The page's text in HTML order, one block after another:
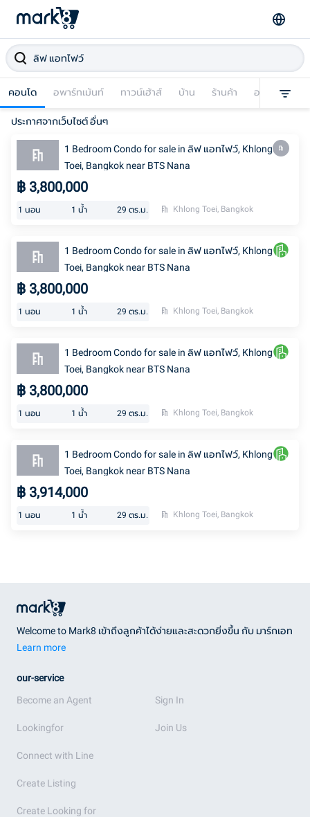
คอนโด อพาร์ทเม้นท์ ทาวน์เฮ้าส์ บ้าน ร้านค้า อาคารพาณิช
ประกาศจากเว็บไซต์ อื่นๆ
1 Bedroom Condo for sale in ลิฟ แอทไฟว์, Khlong
Toei, Bangkok near BTS Nana
฿ 3,800,000
1 นอน 1 น้ำ 29 ตร.ม. Khlong Toei, Bangkok
1 Bedroom Condo for sale in ลิฟ แอทไฟว์, Khlong
Toei, Bangkok near BTS Nana
฿ 3,800,000
1 นอน 1 น้ำ 29 ตร.ม. Khlong Toei, Bangkok
1 Bedroom Condo for sale in ลิฟ แอทไฟว์, Khlong
Toei, Bangkok near BTS Nana
฿ 3,800,000
1 นอน 1 น้ำ 29 ตร.ม. Khlong Toei, Bangkok
1 Bedroom Condo for sale in ลิฟ แอทไฟว์, Khlong
Toei, Bangkok near BTS Nana
฿ 3,914,000
1 นอน 1 น้ำ 29 ตร.ม. Khlong Toei, Bangkok
Welcome to Mark8 เข้าถึงลูกค้าได้ง่ายและสะดวกยิ่งขึ้น กับ มาร์กเอท
Learn more
our-service
Become an Agent
Lookingfor
Connect with Line
Create Listing
Create Looking for
Sign In
Join Us